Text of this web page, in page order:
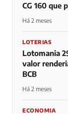
CG 160 que
Há 2 meses
LOTERIAS
Lotomania
valor
BCB
Há 2 meses
ECONOMIA